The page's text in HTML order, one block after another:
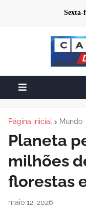
Sexta-
Página inicial Mundo
Planeta
milhões
florestas
maio 12, 2026